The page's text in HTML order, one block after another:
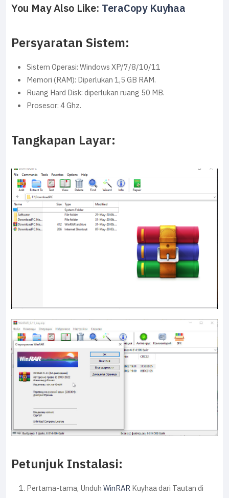
You May Also Like: TeraCopy Kuyhaa
Persyaratan Sistem:
Sistem Operasi: Windows XP/7/8/10/11
Memori (RAM): Diperlukan 1,5 GB RAM.
Ruang Hard Disk: diperlukan ruang 50 MB.
Prosesor: 4 Ghz.
Tangkapan Layar:
Petunjuk Instalasi:
Pertama-tama, UnduhWinRARKuyhaa dari Tautan di